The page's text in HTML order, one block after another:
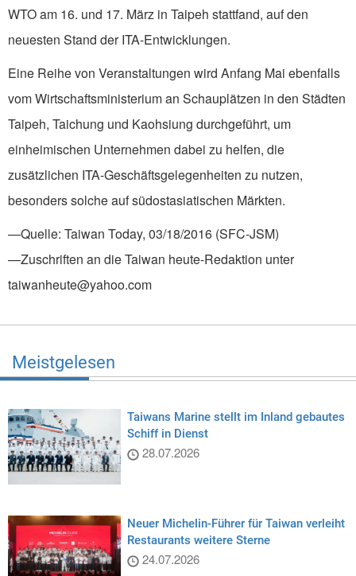
WTO am 16. und 17. März in Taipeh stattfand, auf den
neuesten Stand der ITA-Entwicklungen.
Eine Reihe von Veranstaltungen wird Anfang Mai ebenfalls
vom Wirtschaftsministerium an Schauplätzen in den Städten
Taipeh, Taichung und Kaohsiung durchgeführt, um
einheimischen Unternehmen dabei zu helfen, die
zusätzlichen ITA-Geschäftsgelegenheiten zu nutzen,
besonders solche auf südostasiatischen Märkten.
—Quelle: Taiwan Today, 03/18/2016 (SFC-JSM)
—Zuschriften an die Taiwan heute-Redaktion unter
taiwanheute@yahoo.com
Meistgelesen
Taiwans Marine stellt im Inland gebautes
Schiff in Dienst
28.07.2026
Neuer Michelin-Führer für Taiwan verleiht
Restaurants weitere Sterne
24.07.2026